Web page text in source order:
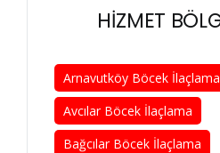
HİZMET
Arnavutköy Böcek İlaçlama
Avcılar Böcek İlaçlama
Bağcılar Böcek İlaçlama